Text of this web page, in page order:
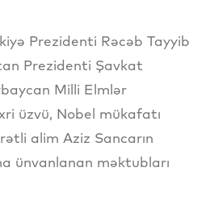
Prezidenti Rəcəb Tayyib
Prezidenti Şavkat
Milli Elmlər
üzvü, Nobel mükafatı
alim Aziz Sancarın
ünvanlanan məktubları